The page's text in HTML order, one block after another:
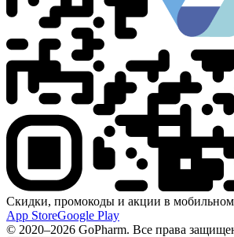
Скидки, промокоды и акции в
App StoreGoogle Play
© 2020–2026 GoPharm. Все права